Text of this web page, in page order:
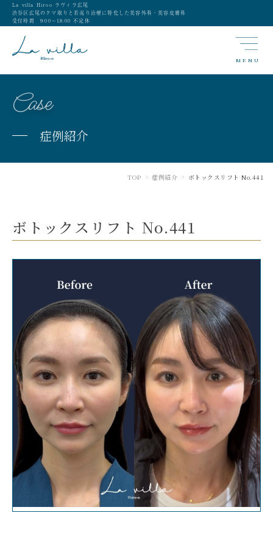
La villa Hiroo ラヴィラ広尾
渋谷区広尾のクマ取りと若返り治療に特化した美容外科・美容皮膚科
受付時間 9:00〜18:00 不定休
MENU
Case
症例紹介
TOP > 症例紹介 > ボトックスリフト No.441
ボトックスリフト No.441